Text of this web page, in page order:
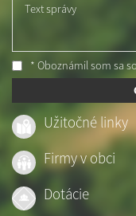
Text správy
* Oboznámil som sa
Užitočné linky
Firmy v obci
Dotácie